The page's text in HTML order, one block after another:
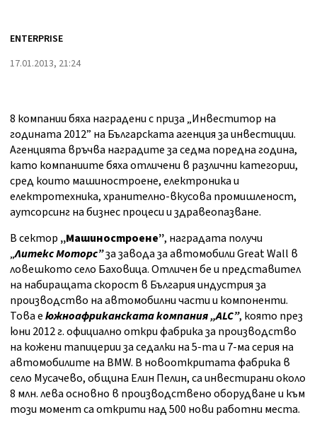
ENTERPRISE
17.01.2013, 21:24
8 компании бяха наградени с приза „Инвеститор на
годината 2012” на Българската агенция за инвестиции.
Агенцията връчва наградите за седма поредна година,
като компаниите бяха отличени в различни категории,
сред които машиностроене, електроника и
електротехника, хранително-вкусова промишленост,
аутсорсинг на бизнес процеси и здравеопазване.
В сектор „Машиностроене”, наградата получи
„Литекс Моторс”за завода за автомобили Great Wall в
ловешкото село Баховица. Отличен бе и представител
на набиращата скорост в България индустрия за
производство на автомобилни части и компоненти.
Това еюжноафриканската компания „ALC”, която през
юни 2012 г. официално откри фабрика за производство
на кожени тапицерии за седалки на 5-та и 7-ма серия на
автомобилите на BMW. В новооткритата фабрика в
село Мусачево, община Елин Пелин, са инвестирани около
8 млн. лева основно в производствено оборудване и към
този момент са открити над 500 нови работни места.